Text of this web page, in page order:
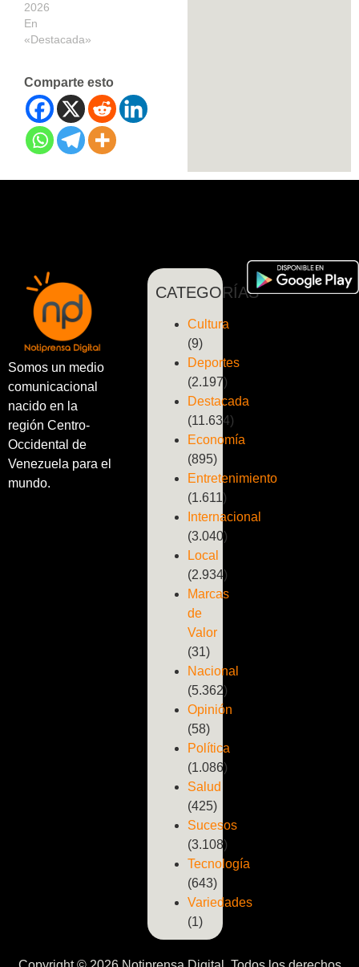
2026
En
«Destacada»
Comparte esto
Somos un medio
comunicacional
nacido en la
región Centro-
Occidental de
Venezuela para el
mundo.
CATEGORÍAS
Cultura
(9)
Deportes
(2.197)
Destacada
(11.634)
Economía
(895)
Entretenimiento
(1.611)
Internacional
(3.040)
Local
(2.934)
Marcas
de
Valor
(31)
Nacional
(5.362)
Opinión
(58)
Política
(1.086)
Salud
(425)
Sucesos
(3.108)
Tecnología
(643)
Variedades
(1)